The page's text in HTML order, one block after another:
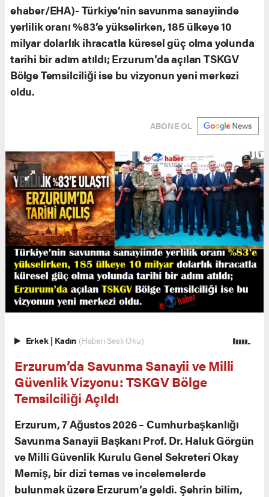
ehaber/EHA)- Türkiye’nin savunma sanayiinde
yerlilik oranı %83’e yükselirken, 185 ülkeye 10
milyar dolarlık ihracatla küresel güç olma yolunda
tarihi bir adım atıldı; Erzurum’da açılan TSKGV
Bölge Temsilciliği ise bu vizyonun yeni merkezi
oldu.
ABONE OL
Erkek | Kadın (Haberi Sesli Oku)
Erzurum’da Savunma Sanayii ve Milli
Güvenlik Vizyonu: TSKGV Bölge
Temsilciliği Açıldı
Erzurum, 7 Ağustos 2026 – Cumhurbaşkanlığı
Savunma Sanayii Başkanı Prof. Dr. Haluk Görgün
ve Milli Güvenlik Kurulu Genel Sekreteri Okay
Memiş, bir dizi temas ve incelemelerde
bulunmak üzere Erzurum’a geldi. Şehrin bilim,